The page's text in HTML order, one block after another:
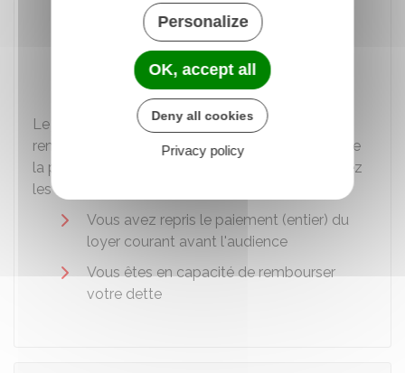
résolutoire, de suspendre les effets de la
clause résolutoire (c'est-à-dire de
suspendre la procédure d'expulsion)
durant le remboursement
Le juge peut vous accorder ce délai de
remboursement de 3 ans maximum et suspendre
la procédure d'expulsion, lorsque vous remplissez
les conditions suivantes :
Vous avez repris le paiement (entier) du
loyer courant avant l'audience
Vous êtes en capacité de rembourser
votre dette
Personalize
OK, accept all
Deny all cookies
Privacy policy